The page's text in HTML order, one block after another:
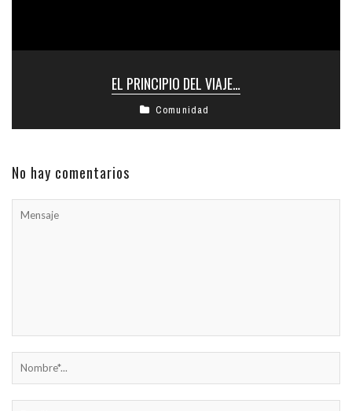
EL PRINCIPIO DEL VIAJE…
Comunidad
No hay comentarios